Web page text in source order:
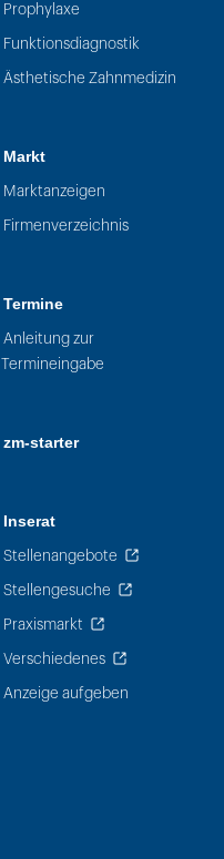
Prophylaxe
Funktionsdiagnostik
Ästhetische Zahnmedizin
Markt
Marktanzeigen
Firmenverzeichnis
Termine
Anleitung zur
Termineingabe
zm-starter
Inserat
Stellenangebote
Stellengesuche
Praxismarkt
Verschiedenes
Anzeige aufgeben